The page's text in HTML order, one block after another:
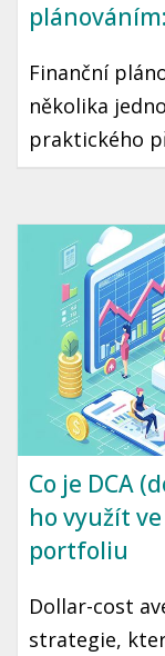
Finanční
několika
praktického
cesta ke
Připravili
pomůže
plánováním.
Co je DCA
ho využít
portfoliu
Dollar-cost
strategie,